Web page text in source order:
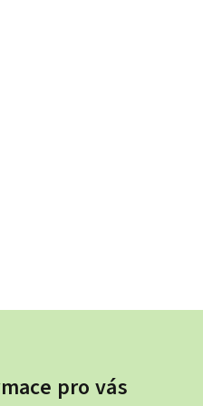
pro vás